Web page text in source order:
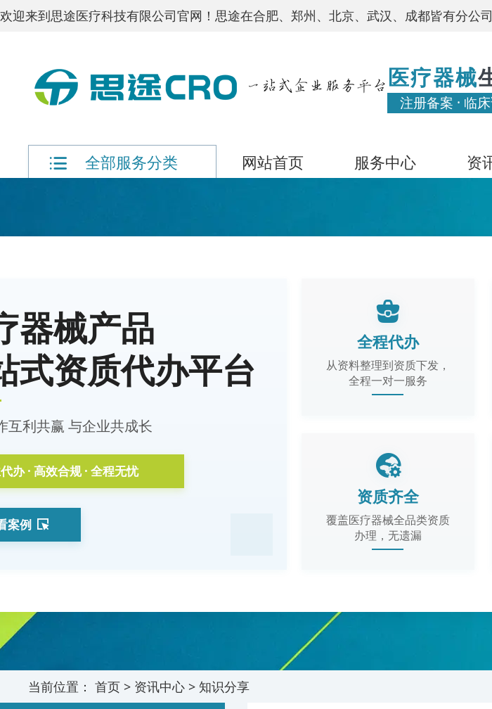
欢迎来到思途医疗科技有限公司官网！思途在合肥、郑州、北京、武汉、成都皆有分公
医疗器械
注册备案 · 临
全部服务分类 网站首页 服务中心 资
器械产品
式资质代办平台
互利共赢 与企业共成长
办 · 高效合规 · 全程无忧
案例
全程代办
从资料整理到资质下发，
全程一对一服务
资质齐全
覆盖医疗器械全品类资质
办理，无遗漏
当前位置：首页 > 资讯中心 > 知识分享